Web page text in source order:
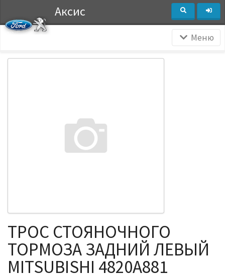
Аксис
Меню
ТРОС СТОЯНОЧНОГО
ТОРМОЗА ЗАДНИЙ ЛЕВЫЙ
MITSUBISHI 4820A881